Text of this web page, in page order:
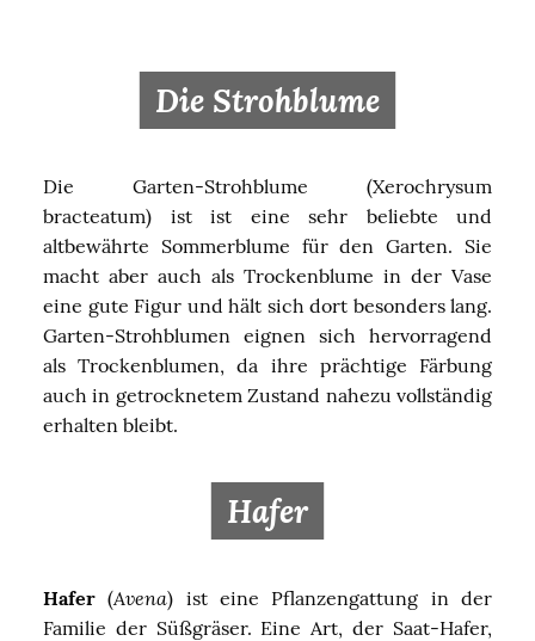
Die Strohblume
Die Garten-Strohblume (Xerochrysum
bracteatum) ist ist eine sehr beliebte und
altbewährte Sommerblume für den Garten. Sie
macht aber auch als Trockenblume in der Vase
eine gute Figur und hält sich dort besonders lang.
Garten-Strohblumen eignen sich hervorragend
als Trockenblumen, da ihre prächtige Färbung
auch in getrocknetem Zustand nahezu vollständig
erhalten bleibt.
Hafer
Hafer (Avena) ist eine Pflanzengattung in der
Familie der Süßgräser. Eine Art, der Saat-Hafer,